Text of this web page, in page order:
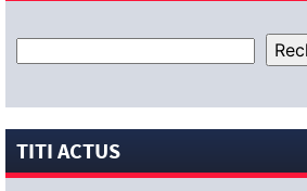
TITI ACTUS